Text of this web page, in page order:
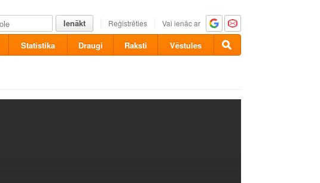
Ienākt Reģistrēties Vai ienāc ar
Statistika Draugi Raksti Vēstules